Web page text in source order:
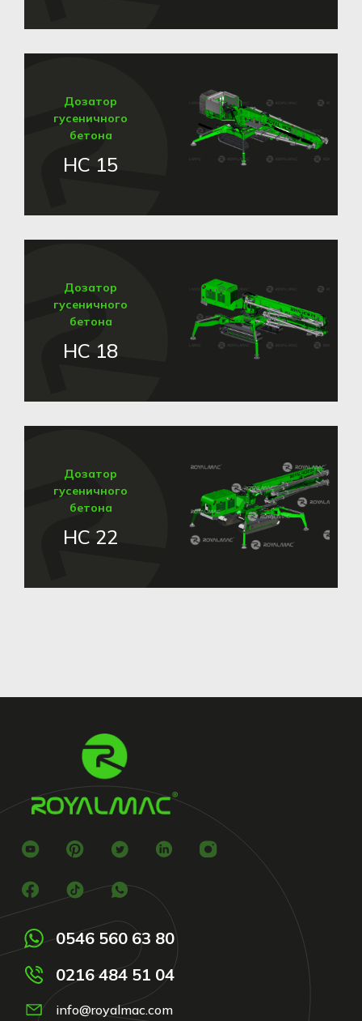
Дозатор
гусеничного
бетона
HC 15
Дозатор
гусеничного
бетона
HC 18
Дозатор
гусеничного
бетона
HC 22
0546 560 63 80
0216 484 51 04
info@royalmac.com